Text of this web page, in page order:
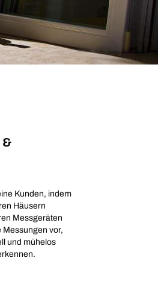
&
Kunden, indem
Häusern
Messgeräten
Messungen vor,
und mühelos